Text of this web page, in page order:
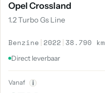
Opel Crossland
1.2 Turbo Gs Line
Benzine | 2022 | 38.790 km
Direct leverbaar
Vanaf i